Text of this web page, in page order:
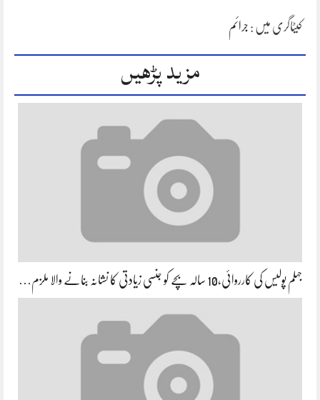
کیٹاگری میں : جرائم
مزید پڑھیں
جہلم پولیس کی کارروائی،10 سالہ بچے کو جنسی زیادتی کا نشانہ بنانے والا ملزم…